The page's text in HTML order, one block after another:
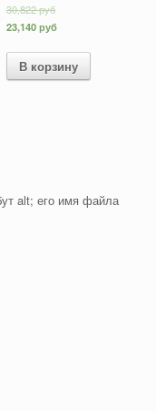
30,822руб
23,140руб
В корзину